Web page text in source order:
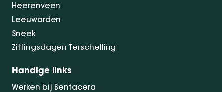
Heerenveen
Leeuwarden
Sneek
Zittingsdagen Terschelling
Handige links
Werken bij Bentacera